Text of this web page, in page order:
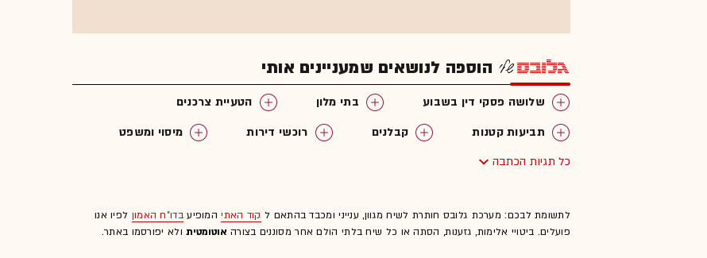
הוספה לנושאים שמעניינים אותי
שלושה פסקי דין בשבוע בתי מלון
הטעיית צרכנים
תביעות קטנות
קבלנים רוכשי דירות
מיסוי ומשפט
דיני משפחה
כל תגיות הכתבה
לתשומת לבכם: מערכת גלובס חותרת לשיח מגוון, ענייני ומכבד בהתאם ל קוד האתיהמופיעבדו"ח האמון לפיו אנו
פועלים. ביטויי אלימות, גזענות, הסתה או כל שיח בלתי הולם אחר מסוננים בצורה אוטומטיתולא יפורסמו באתר.